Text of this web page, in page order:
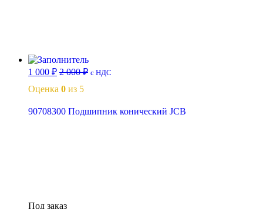
1 000 ₽ 2 000₽ с НДС
Оценка 0 из 5
90708300 Подшипник конический JCB
Под заказ